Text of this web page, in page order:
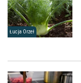
Łucja Orzeł